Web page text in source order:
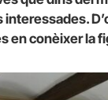
en conèixer la